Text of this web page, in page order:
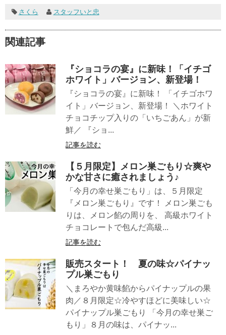
さくら スタッフいと忠
関連記事
『ショコラの宴』に新味！「イチゴ
ホワイト」バージョン、新登場！
『ショコラの宴』に新味！ 「イチゴホワ
イト」バージョン、新登場！ ＼ホワイト
チョコチップ入りの「いちごあん」が新
鮮／ 『ショ...
記事を読む
【５月限定】メロン巣ごもり☆爽や
かな甘さに癒されましょう♪
「今月の幸せ巣ごもり」は、５月限定
『メロン巣ごもり』です！ メロン巣ごも
りは、メロン餡の周りを、 高級ホワイト
チョコレートで包んだ高級...
記事を読む
販売スタート！ 夏の味☆パイナッ
プル巣ごもり
＼まろやか黄味餡からパイナップルの果
肉／８月限定☆冷やすほどに美味しい☆
パイナップル巣ごもり 「今月の幸せ巣ご
もり」８月の味は、パイナッ...